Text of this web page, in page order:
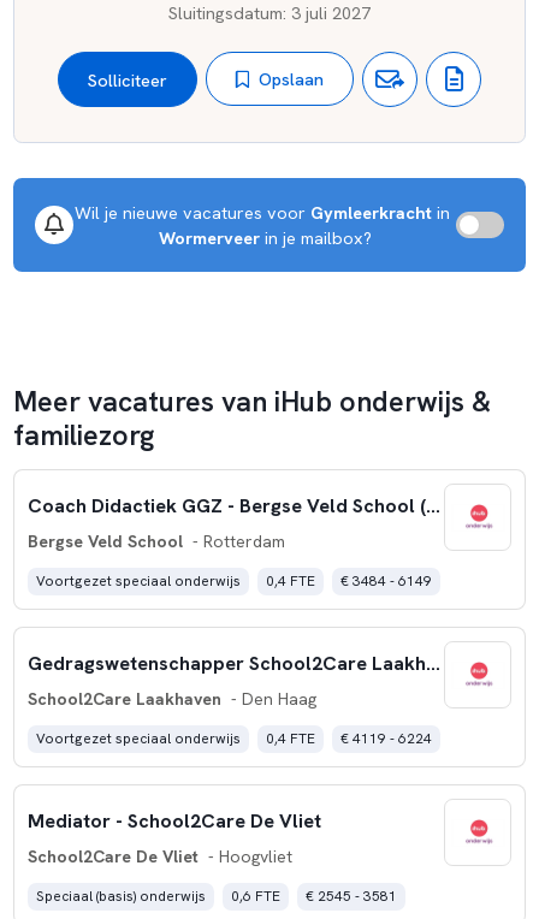
Sluitingsdatum: 3 juli 2027
Solliciteer Opslaan
Wil je nieuwe vacatures voor Gymleerkracht in
Wormerveer in je mailbox?
Meer vacatures van iHub onderwijs &
familiezorg
Coach Didactiek GGZ - Bergse Veld School (16 uur)
Bergse Veld School - Rotterdam
Voortgezet speciaal onderwijs 0,4 FTE € 3484 - 6149
Gedragswetenschapper School2Care Laakhaven
School2Care Laakhaven - Den Haag
Voortgezet speciaal onderwijs 0,4 FTE € 4119 - 6224
Mediator - School2Care De Vliet
School2Care De Vliet - Hoogvliet
Speciaal (basis) onderwijs 0,6 FTE € 2545 - 3581